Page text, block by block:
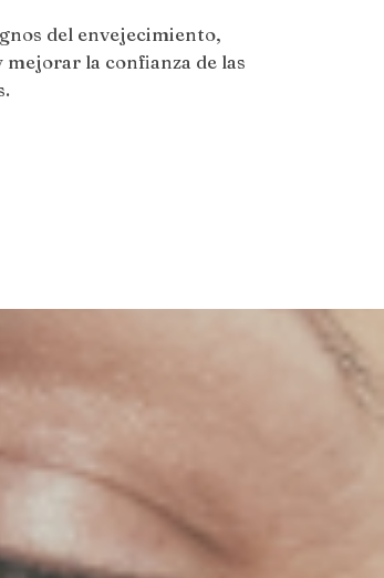
del envejecimiento,
la confianza de las